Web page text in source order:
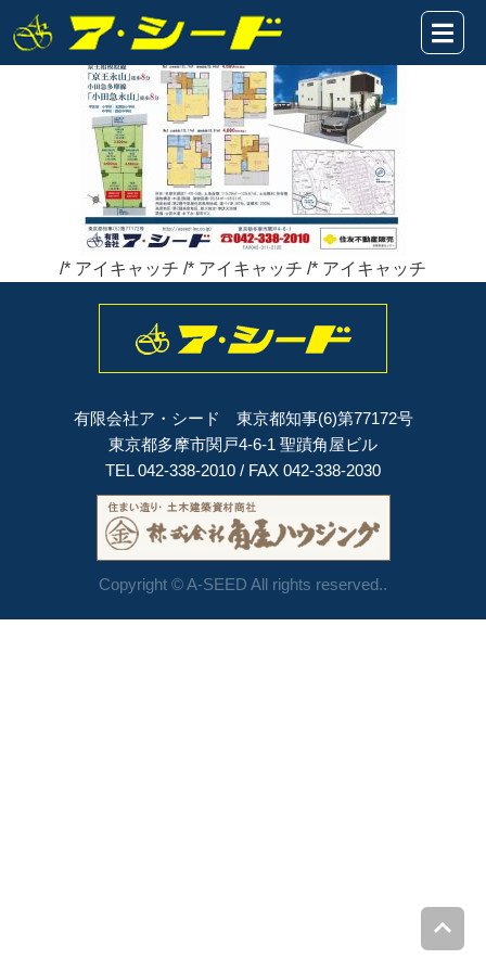
諏訪1丁目★表題2020.12.3
/* アイキャッチ /* アイキャッチ /* アイキャッチ
有限会社ア・シード 東京都知事(6)第77172号
東京都多摩市関戸4-6-1 聖蹟角屋ビル
TEL 042-338-2010 / FAX 042-338-2030
Copyright © A-SEED All rights reserved..